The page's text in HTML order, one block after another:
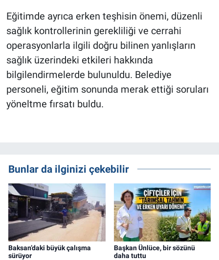
Eğitimde ayrıca erken teşhisin önemi, düzenli
sağlık kontrollerinin gerekliliği ve cerrahi
operasyonlarla ilgili doğru bilinen yanlışların
sağlık üzerindeki etkileri hakkında
bilgilendirmelerde bulunuldu. Belediye
personeli, eğitim sonunda merak ettiği soruları
yöneltme fırsatı buldu.
Bunlar da ilginizi çekebilir
Baksan’daki büyük çalışma
sürüyor
Başkan Ünlüce, bir sözünü
daha tuttu